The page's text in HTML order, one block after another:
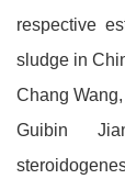
respective
sludge in
Chang
Guibin